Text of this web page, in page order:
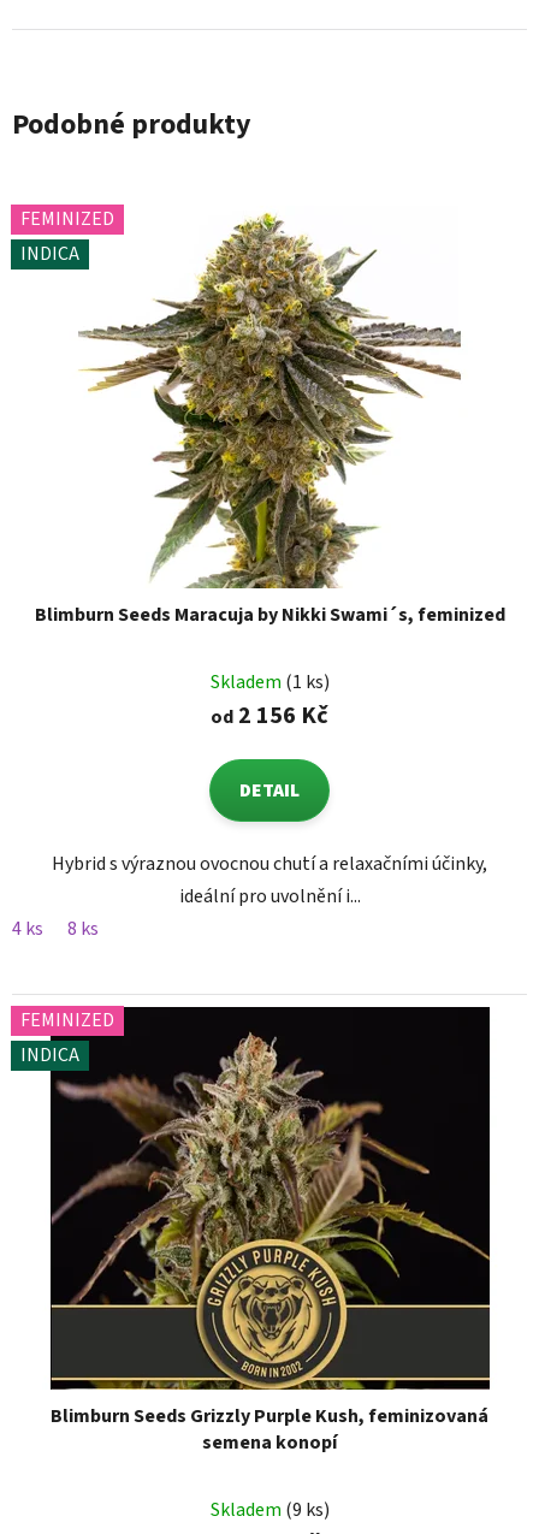
Podobné produkty
FEMINIZED
INDICA
Blimburn Seeds Maracuja by Nikki Swami´s, feminized
Skladem (1 ks)
od 2 156 Kč
DETAIL
Hybrid s výraznou ovocnou chutí a relaxačními účinky,
ideální pro uvolnění i...
4 ks
8 ks
FEMINIZED
INDICA
Blimburn Seeds Grizzly Purple Kush, feminizovaná
semena konopí
Skladem (9 ks)